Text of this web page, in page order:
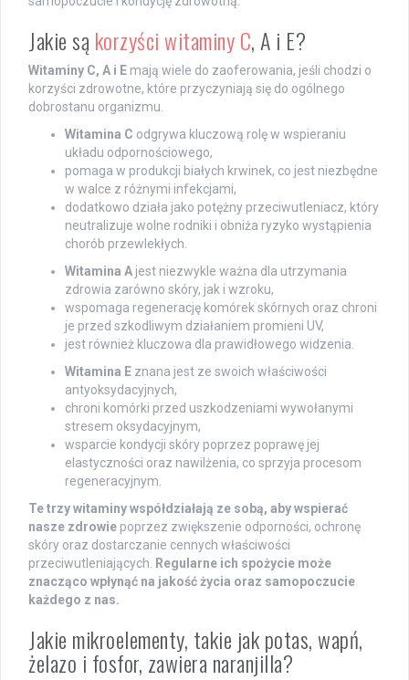
Jakie są korzyści witaminy C, A i E?
Witaminy C, A i E mają wiele do zaoferowania, jeśli chodzi o
korzyści zdrowotne, które przyczyniają się do ogólnego
dobrostanu organizmu.
Witamina C odgrywa kluczową rolę w wspieraniu
układu odpornościowego,
pomaga w produkcji białych krwinek, co jest niezbędne
w walce z różnymi infekcjami,
dodatkowo działa jako potężny przeciwutleniacz, który
neutralizuje wolne rodniki i obniża ryzyko wystąpienia
chorób przewlekłych.
Witamina A jest niezwykle ważna dla utrzymania
zdrowia zarówno skóry, jak i wzroku,
wspomaga regenerację komórek skórnych oraz chroni
je przed szkodliwym działaniem promieni UV,
jest również kluczowa dla prawidłowego widzenia.
Witamina E znana jest ze swoich właściwości
antyoksydacyjnych,
chroni komórki przed uszkodzeniami wywołanymi
stresem oksydacyjnym,
wsparcie kondycji skóry poprzez poprawę jej
elastyczności oraz nawilżenia, co sprzyja procesom
regeneracyjnym.
Te trzy witaminy współdziałają ze sobą, aby wspierać
nasze zdrowie poprzez zwiększenie odporności, ochronę
skóry oraz dostarczanie cennych właściwości
przeciwutleniających.
Regularne ich spożycie może
znacząco wpłynąć na jakość życia oraz samopoczucie
każdego z nas.
Jakie mikroelementy, takie jak potas, wapń,
żelazo i fosfor, zawiera naranjilla?